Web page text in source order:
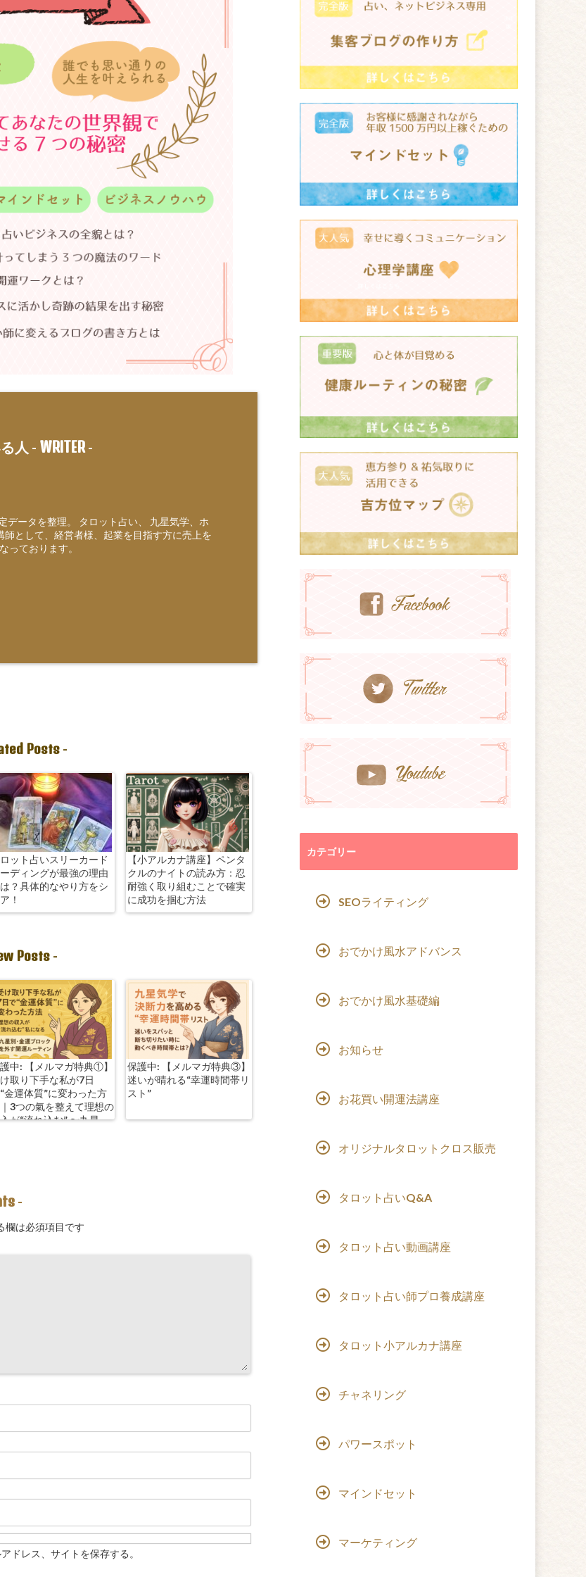
人 - WRITER-
データを整理。 タロット占い、 九星気学、ホ
として、経営者様、起業を目指す方に売上を
っております。
Posts-
ット占いスリーカード
ディングが最強の理由
？具体的なやり方をシ
！
【小アルカナ講座】ペンタ
クルのナイトの読み方：忍
耐強く取り組むことで確実
に成功を掴む方法
Posts -
中: 【メルマガ特典①】
取り下手な私が7日
金運体質”に変わった方
3つの氣を整えて理想の
が“流れ込む” 〜九星
保護中: 【メルマガ特典③】
迷いが晴れる“幸運時間帯リ
スト”
-
欄は必須項目です
ドレス、サイトを保存する。
カテゴリー
SEOライティング
おでかけ風水アドバンス
おでかけ風水基礎編
お知らせ
お花買い開運法講座
オリジナルタロットクロス販売
タロット占いQ&A
タロット占い動画講座
タロット占い師プロ養成講座
タロット小アルカナ講座
チャネリング
パワースポット
マインドセット
マーケティング